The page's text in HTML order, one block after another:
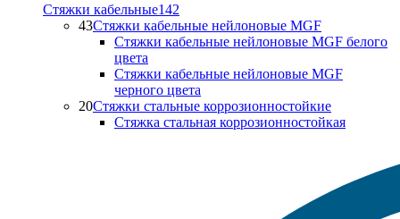
Стяжки кабельные142
43Стяжки кабельные нейлоновые MGF
Стяжки кабельные нейлоновые MGF белого
цвета
Стяжки кабельные нейлоновые MGF
черного цвета
20Стяжки стальные коррозионностойкие
Стяжка стальная коррозионностойкая